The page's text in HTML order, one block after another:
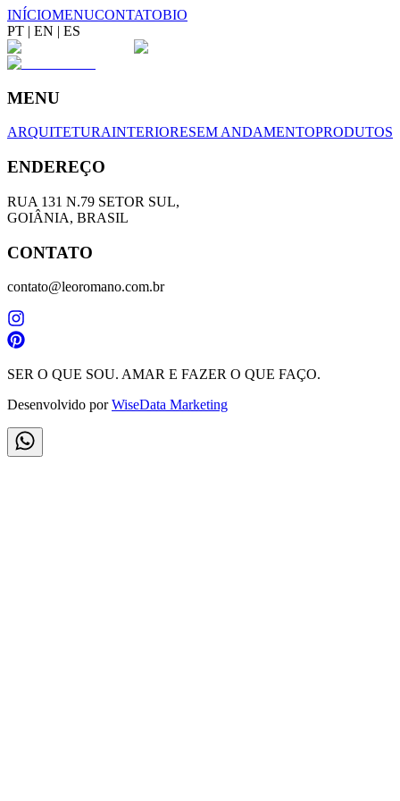
INÍCIOMENUCONTATOBIO
PT | EN | ES
MENU
ARQUITETURAINTERIORESEM ANDAMENTOPRODUTOS
ENDEREÇO
RUA 131 N.79 SETOR SUL,
GOIÂNIA, BRASIL
CONTATO
contato@leoromano.com.br
SER O QUE SOU. AMAR E FAZER O QUE FAÇO.
Desenvolvido por WiseData Marketing